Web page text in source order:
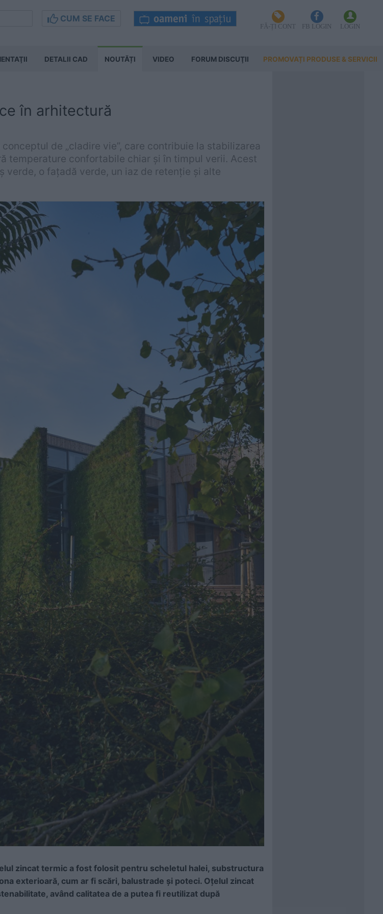
CUM SE FACE
FĂ-ȚI CONT FB LOGIN LOGIN
DETALII CAD NOUTĂȚI VIDEO FORUM DISCUŢII PROMOVAȚI PRODUSE & SERVICII
în arhitectură
de „cladire vie”, care contribuie la stabilizarea
temperature confortabile chiar și în timpul verii. Acest
verde, o fațadă verde, un iaz de retenție și alte
zincat termic a fost folosit pentru scheletul halei, substructura
exterioară, cum ar fi scări, balustrade și poteci. Oțelul zincat
având calitatea de a putea fi reutilizat după